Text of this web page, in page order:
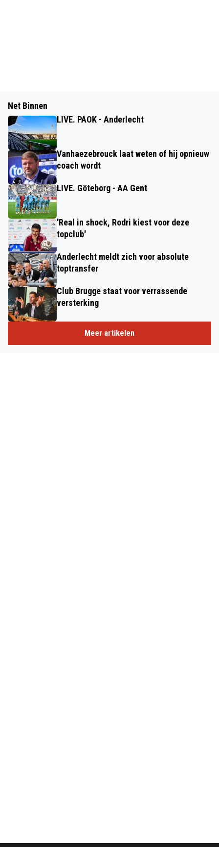
Net Binnen
LIVE. PAOK - Anderlecht
Vanhaezebrouck laat weten of hij opnieuw
coach wordt
LIVE. Göteborg - AA Gent
'Real in shock, Rodri kiest voor deze
topclub'
Anderlecht meldt zich voor absolute
toptransfer
Club Brugge staat voor verrassende
versterking
Meer artikelen